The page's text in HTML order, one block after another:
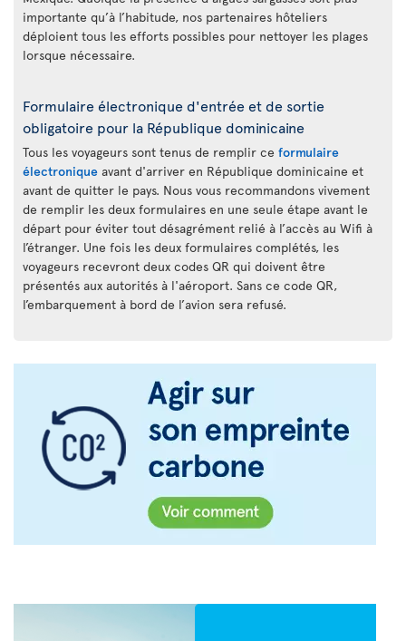
importante qu’à l’habitude, nos partenaires hôteliers
déploient tous les efforts possibles pour nettoyer les plages
lorsque nécessaire.
Formulaire électronique d'entrée et de sortie
obligatoire pour la République dominicaine
Tous les voyageurs sont tenus de remplir ce formulaire
électronique avant d'arriver en République dominicaine et
avant de quitter le pays. Nous vous recommandons vivement
de remplir les deux formulaires en une seule étape avant le
départ pour éviter tout désagrément relié à l’accès au Wifi à
l’étranger. Une fois les deux formulaires complétés, les
voyageurs recevront deux codes QR qui doivent être
présentés aux autorités à l'aéroport. Sans ce code QR,
l’embarquement à bord de l’avion sera refusé.